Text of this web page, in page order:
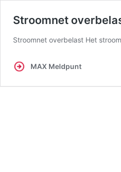
Stroomnet
Stroomnet overbelast Het
MAX Meldpunt